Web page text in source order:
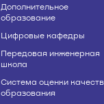
Дополнительное
образование
Цифровые кафедры
Передовая инженерная
школа
Система оценки
образования